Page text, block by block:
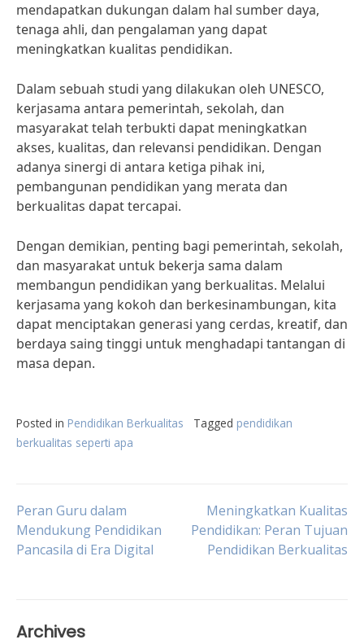
mendapatkan dukungan dalam hal sumber daya,
tenaga ahli, dan pengalaman yang dapat
meningkatkan kualitas pendidikan.
Dalam sebuah studi yang dilakukan oleh UNESCO,
kerjasama antara pemerintah, sekolah, dan
masyarakat telah terbukti dapat meningkatkan
akses, kualitas, dan relevansi pendidikan. Dengan
adanya sinergi di antara ketiga pihak ini,
pembangunan pendidikan yang merata dan
berkualitas dapat tercapai.
Dengan demikian, penting bagi pemerintah, sekolah,
dan masyarakat untuk bekerja sama dalam
membangun pendidikan yang berkualitas. Melalui
kerjasama yang kokoh dan berkesinambungan, kita
dapat menciptakan generasi yang cerdas, kreatif, dan
berdaya saing tinggi untuk menghadapi tantangan di
masa depan.
Posted in Pendidikan Berkualitas Tagged pendidikan
berkualitas seperti apa
Post
navigation
Peran Guru dalam
Mendukung Pendidikan
Pancasila di Era Digital
Meningkatkan Kualitas
Pendidikan: Peran Tujuan
Pendidikan Berkualitas
Archives